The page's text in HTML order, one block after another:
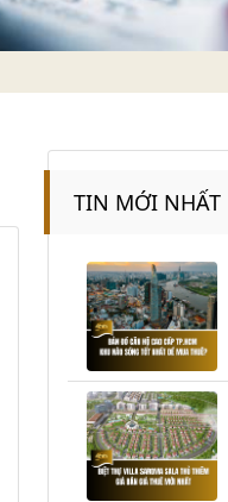
TIN MỚI NHẤT